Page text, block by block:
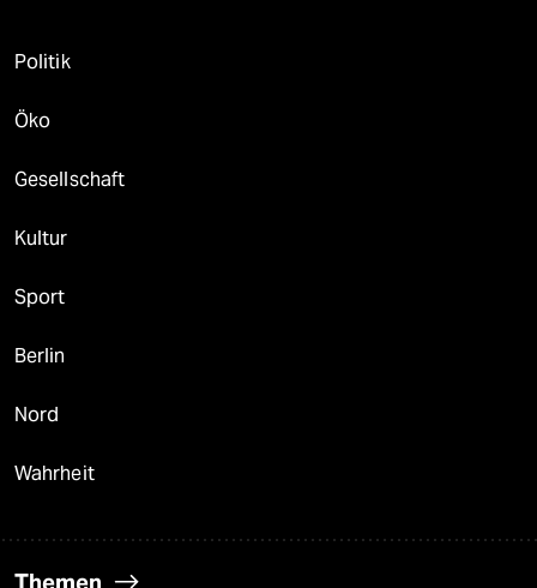
Politik
Öko
Gesellschaft
Kultur
Sport
Berlin
Nord
Wahrheit